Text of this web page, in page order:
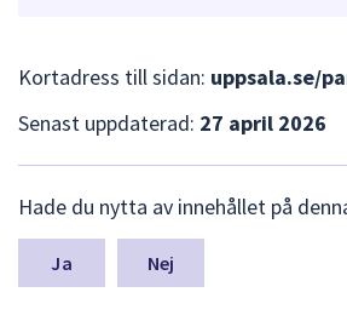
Kortadress till sidan: uppsala.se/
Senast uppdaterad: 27 april 2026
ä
m
a
Hade du nytta av innehållet på
Nej